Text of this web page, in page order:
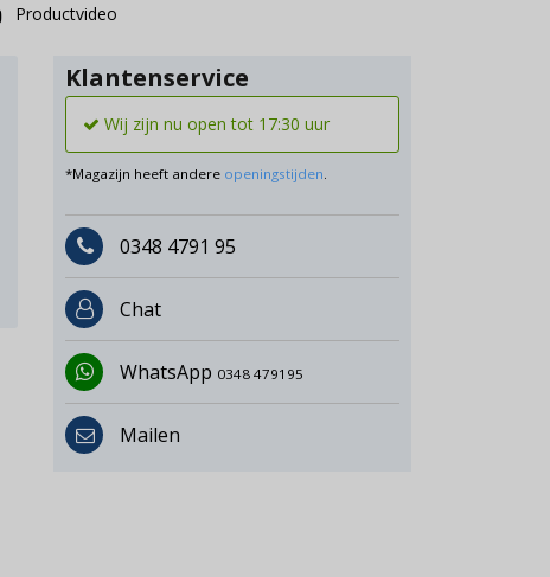
Productvideo
Klantenservice
Wij zijn nu open tot 17:30 uur
*Magazijn heeft andere openingstijden
0348 4791 95
Chat
WhatsApp 0348 479195
Mailen